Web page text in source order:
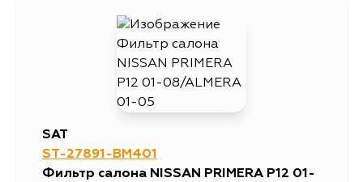
SAT
ST-27891-BM401
Фильтр салона NISSAN PRIMERA P12 01-